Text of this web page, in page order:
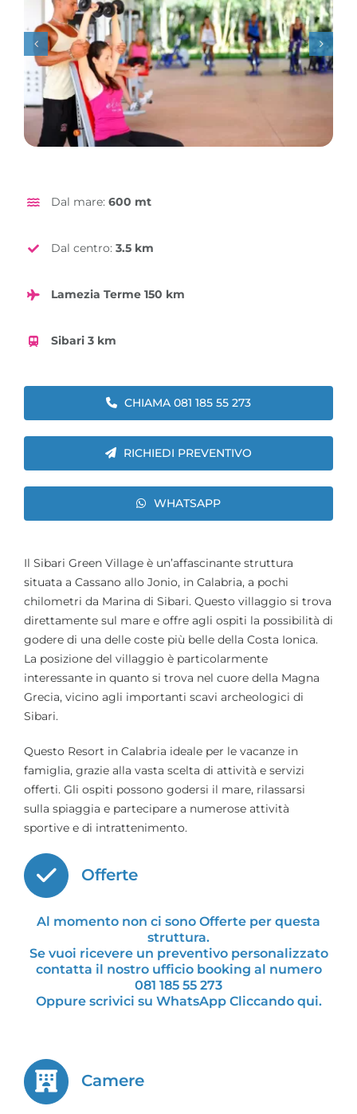
Dal mare: 600 mt
Dal centro: 3.5 km
Lamezia Terme 150 km
Sibari 3 km
CHIAMA 081 185 55 273
RICHIEDI PREVENTIVO
WHATSAPP
Il Sibari Green Village è un’affascinante struttura
situata a Cassano allo Jonio, in Calabria, a pochi
chilometri da Marina di Sibari. Questo villaggio si trova
direttamente sul mare e offre agli ospiti la possibilità di
godere di una delle coste più belle della Costa Ionica.
La posizione del villaggio è particolarmente
interessante in quanto si trova nel cuore della Magna
Grecia, vicino agli importanti scavi archeologici di
Sibari.
Questo Resort in Calabria ideale per le vacanze in
famiglia, grazie alla vasta scelta di attività e servizi
offerti. Gli ospiti possono godersi il mare, rilassarsi
sulla spiaggia e partecipare a numerose attività
sportive e di intrattenimento.
Offerte
Al momento non ci sono Offerte per questa
struttura.
Se vuoi ricevere un preventivo personalizzato
contatta il nostro ufficio booking al numero
081 185 55 273
Oppure scrivici su WhatsApp Cliccando qui.
Camere